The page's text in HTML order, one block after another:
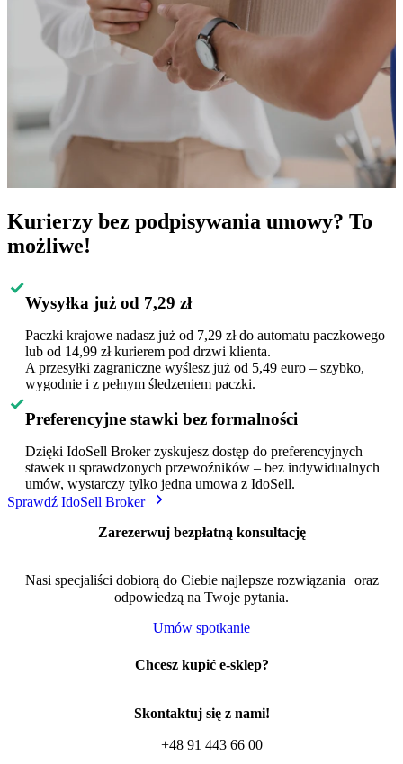
Kurierzy bez podpisywania umowy? To
możliwe!
Wysyłka już od 7,29 zł
Paczki krajowe nadasz już od 7,29 zł do automatu paczkowego
lub od 14,99 zł kurierem pod drzwi klienta.
A przesyłki zagraniczne wyślesz już od 5,49 euro – szybko,
wygodnie i z pełnym śledzeniem paczki.
Preferencyjne stawki bez formalności
Dzięki IdoSell Broker zyskujesz dostęp do preferencyjnych
stawek u sprawdzonych przewoźników – bez indywidualnych
umów, wystarczy tylko jedna umowa z IdoSell.
Sprawdź IdoSell Broker
Zarezerwuj bezpłatną konsultację
Nasi specjaliści dobiorą do Ciebie najlepsze rozwiązania oraz
odpowiedzą na Twoje pytania.
Umów spotkanie
Chcesz kupić e-sklep?
Skontaktuj się z nami!
+48 91 443 66 00